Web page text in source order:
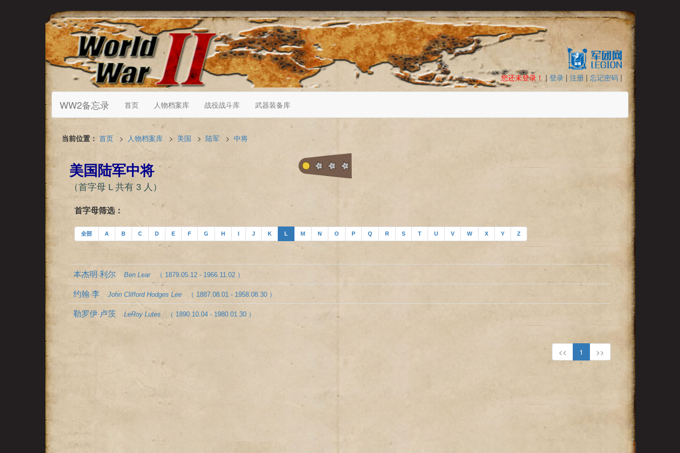
您还未登录！ | 登录 | 注册 | 忘记密码 |
WW2备忘录 首页 人物档案库 战役战斗库 武器装备库
当前位置： 首页 > 人物档案库 > 美国 > 陆军 > 中将
美国陆军中将
（首字母 L 共有 3 人）
首字母筛选：
全部 A B C D E F G H I J K L M N O P Q R S T U V W X Y Z
本杰明·利尔Ben Lear （ 1879.05.12 - 1966.11.02 ）
约翰·李John Clifford Hodges Lee （ 1887.08.01 - 1958.08.30 ）
勒罗伊·卢茨LeRoy Lutes （ 1890.10.04 - 1980.01.30 ）
<< 1 >>